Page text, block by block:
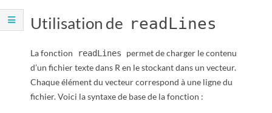
R Utilisation de readLines
La fonction readLines
permet de charger le contenu
d’un fichier texte dans R en le stockant dans un vecteur.
Chaque élément du vecteur correspond à une ligne du
fichier. Voici la syntaxe de base de la fonction :